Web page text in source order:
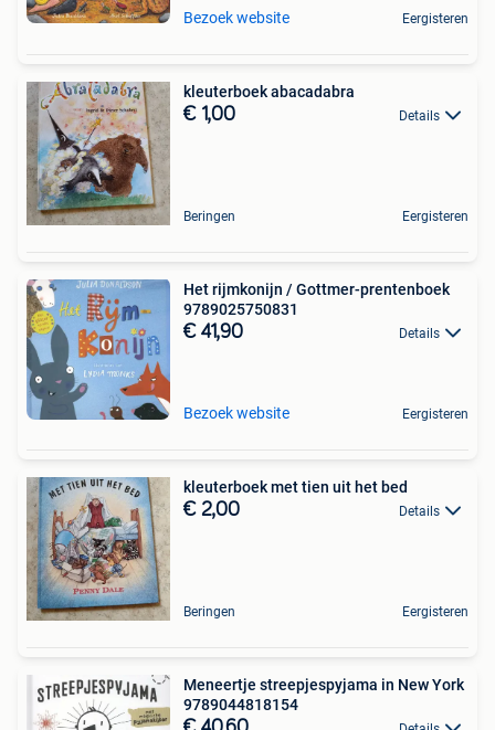
Bezoek website Eergisteren
kleuterboek abacadabra
€ 1,00 Details
Beringen Eergisteren
Het rijmkonijn / Gottmer-prentenboek
9789025750831
€ 41,90 Details
Bezoek website Eergisteren
kleuterboek met tien uit het bed
€ 2,00 Details
Beringen Eergisteren
Meneertje streepjespyjama in New York
9789044818154